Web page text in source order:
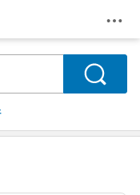
メ
検索